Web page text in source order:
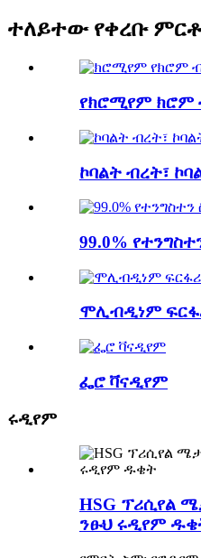
ተለይተው የቀረቡ
የክሮሚየም ክሮም
ኮባልት ብረት፣
99.0%
ሞሊብዲነም
ፌሮ ቫናዲየም
ሩዲየም
HSG ፕሪሲየል
ንፁህ ሩዲየም